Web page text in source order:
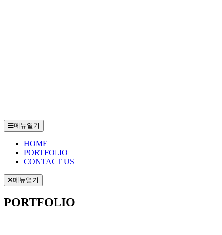
메뉴열기
HOME
PORTFOLIO
CONTACT US
메뉴열기
PORTFOLIO